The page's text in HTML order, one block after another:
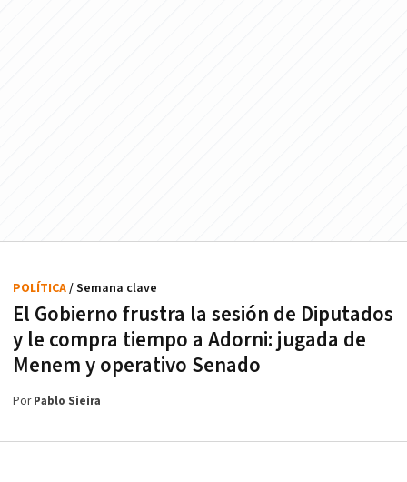
El Gobierno frustra la sesión de Diputados
y le compra tiempo a Adorni: jugada de
Menem y operativo Senado
POLÍTICA/ Semana clave
PorPablo Sieira